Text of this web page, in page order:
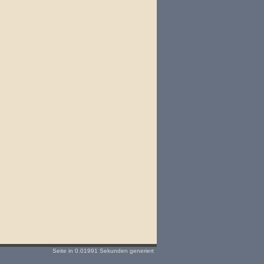
Seite in 0.01991 Sekunden generiert